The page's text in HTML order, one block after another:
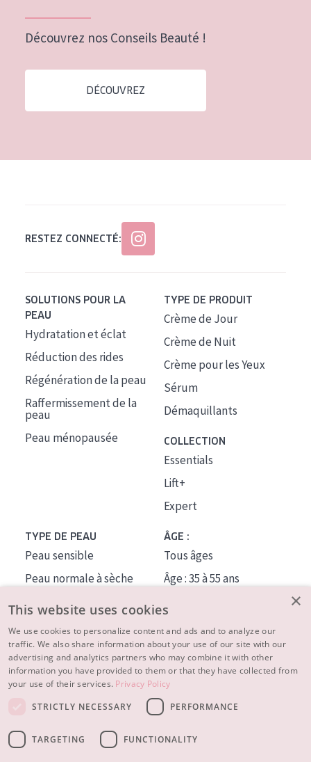
Découvrez nos Conseils Beauté !
DÉCOUVREZ
RESTEZ CONNECTÉ:
SOLUTIONS POUR LA
PEAU
Hydratation et éclat
Réduction des rides
Régénération de la peau
Raffermissement de la
peau
Peau ménopausée
TYPE DE PRODUIT
Crème de Jour
Crème de Nuit
Crème pour les Yeux
Sérum
Démaquillants
COLLECTION
Essentials
Lift+
Expert
TYPE DE PEAU
Peau sensible
Peau normale à sèche
Peau mixte ou grasse
Peau mature
Peau ménopausée
ÂGE :
Tous âges
Âge : 35 à 55 ans
À PROPOS
CONSEILS BEAUTÉ
×
This website uses cookies
We use cookies to personalize content and ads and to analyze our
traffic. We also share information about your use of our site with our
advertising and analytics partners who may combine it with other
information you have provided to them or that they have collected from
your use of their services. Privacy Policy
STRICTLY NECESSARY
PERFORMANCE
TARGETING FUNCTIONALITY